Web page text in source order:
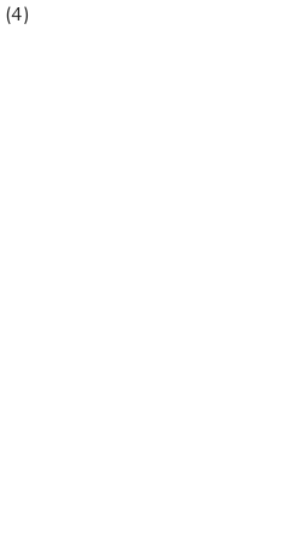
(4)